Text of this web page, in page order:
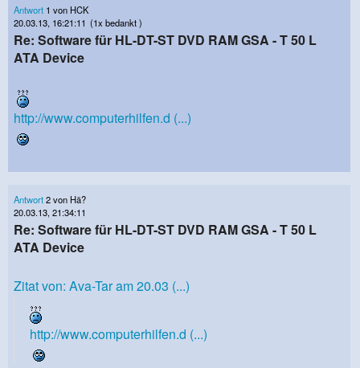
Antwort 1 von HCK
20.03.13, 16:21:11 (1x bedankt )
Re: Software für HL-DT-ST DVD RAM GSA - T 50 L
ATA Device
http://www.computerhilfen.d (...)
Antwort2 von Hä?
20.03.13, 21:34:11
Re: Software für HL-DT-ST DVD RAM GSA - T 50 L
ATA Device
Zitat von: Ava-Tar am 20.03 (...)
http://www.computerhilfen.d (...)